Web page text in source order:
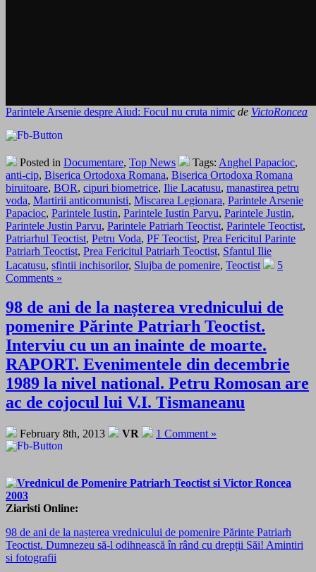
Parintele Arsenie despre Aiud: Focul nu cruta nimic de VictoRoncea
Posted in Documentare, Top News Tags: Anghel Papacioc,
anti-cip, Biserica Ortodoxa Romana, Biserica Ortodoxa Romana
biruitoare, BOR, cipuri biometrice, Ilie Lacatusu, manastirea petru
voda, Martirii anticomunisti, Miscarea Legionara, Parintele Arsenie
Papacioc, Parintele Iustin, Parintele Iustin Parvu, Parintele Justin,
Parintele Justin Parvu, Parintele Patriarh Teoctist, Parintele Teoctist,
Patriarhul Teoctist, Petru Voda, PF Teoctist, Prea Fericitul Parinte
Patriarh Teoctist, Prea Fericitul Patriarh Teoctist, Sfantul Ilie
Lacatusu, sfintii inchisorilor, Slujba de pomenire, Teoctist
5
Comments »
98 de ani de la nașterea vrednicului de
pomenire Părinte Patriarh Teoctist.
Interviu cu un an inainte de moarte.
RAPORT. Evenimentele din decembrie
1989 la nivel national. Petru Romosan are
ac de cojocul lui V.I. Tismaneanu
February 8th, 2013 VR 1 Comment »
Ziaristi Online:
98 de ani de la nașterea vrednicului de pomenire Părinte Patriarh
Teoctist. Dumnezeu să-l odihnească în rând cu drepții Săi! Amintiri
si fotografii